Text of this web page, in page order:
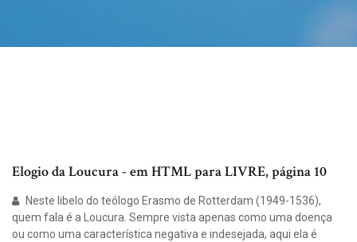
Elogio da Loucura - em HTML para LIVRE, página 10
Neste libelo do teólogo Erasmo de Rotterdam (1949-1536),
quem fala é a Loucura. Sempre vista apenas como uma doença
ou como uma característica negativa e indesejada, aqui ela é